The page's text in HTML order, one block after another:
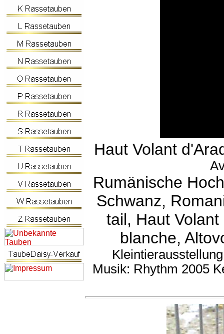
Haut Volant
Rumänische
Schwanz,
tail, Haut
blanche,
Musik: Rhythm 2005